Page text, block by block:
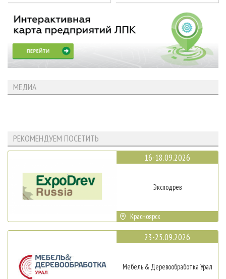
МЕДИА
РЕКОМЕНДУЕМ ПОСЕТИТЬ
16-18.09.2026
Эксподрев
Красноярск
23-25.09.2026
Мебель & Деревообработка Урал